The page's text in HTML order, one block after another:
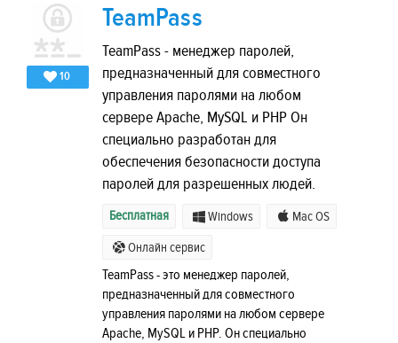
10
TeamPass
TeamPass - менеджер паролей,
предназначенный для совместного
управления паролями на любом
сервере Apache, MySQL и PHP Он
специально разработан для
обеспечения безопасности доступа
паролей для разрешенных людей.
Бесплатная Windows Mac OS
Онлайн сервис
TeamPass - это менеджер паролей,
предназначенный для совместного
управления паролями на любом сервере
Apache, MySQL и PHP. Он специально